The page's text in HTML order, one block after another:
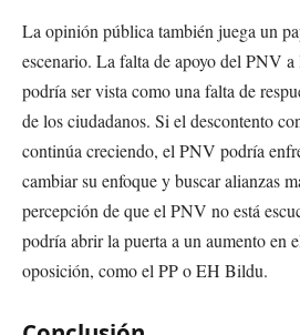
La opinión pública también juega un
escenario. La falta de apoyo del PNV
podría ser vista como una falta de
de los ciudadanos. Si el descontento
continúa creciendo, el PNV podría
cambiar su enfoque y buscar alianzas
percepción de que el PNV no está
podría abrir la puerta a un aumento en
oposición, como el PP o EH Bildu.